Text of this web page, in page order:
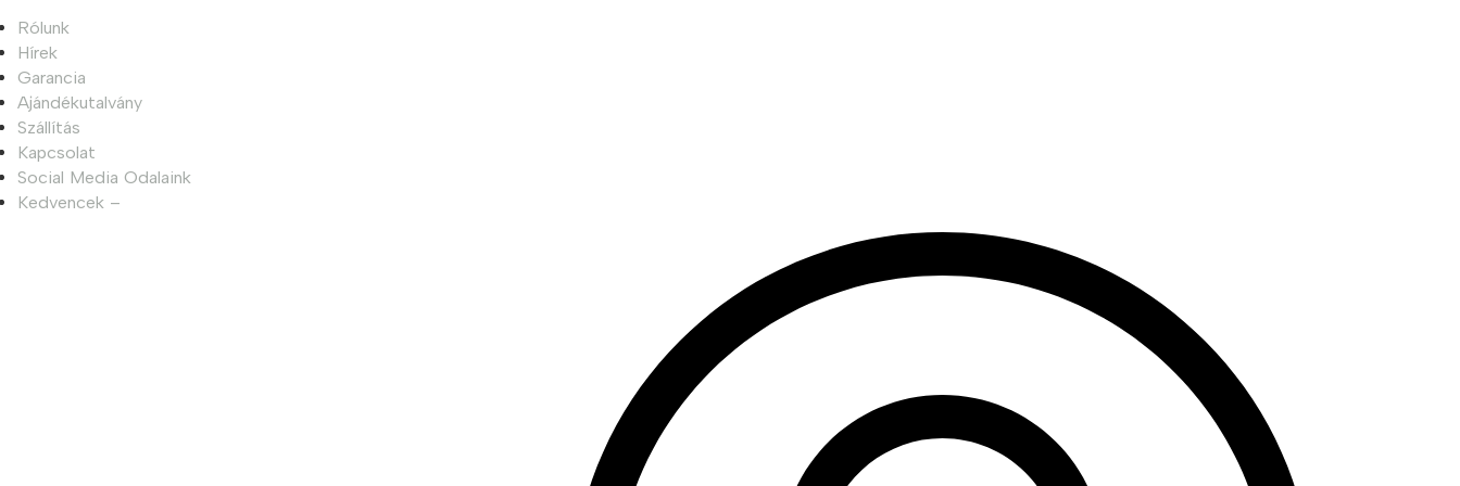
Rólunk
Hírek
Garancia
Ajándékutalvány
Szállítás
Kapcsolat
Social Media Odalaink
Kedvencek –